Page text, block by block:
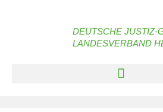
DEUTSCHE JUSTIZ-
LANDESVERBAND